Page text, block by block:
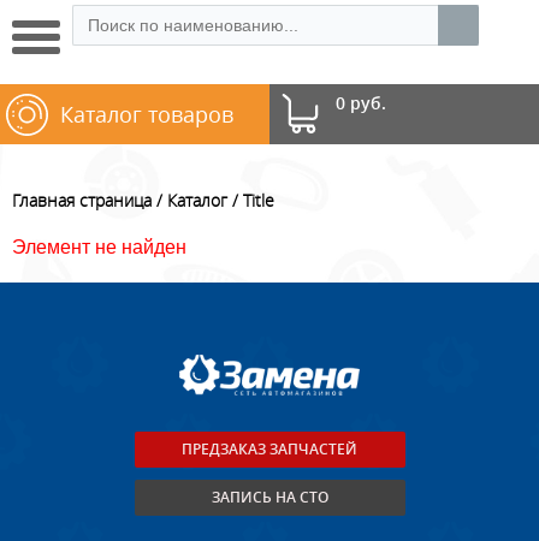
0 руб.
Каталог товаров
Главная страница Каталог Title
Элемент не найден
ПРЕДЗАКАЗ ЗАПЧАСТЕЙ
ЗАПИСЬ НА СТО